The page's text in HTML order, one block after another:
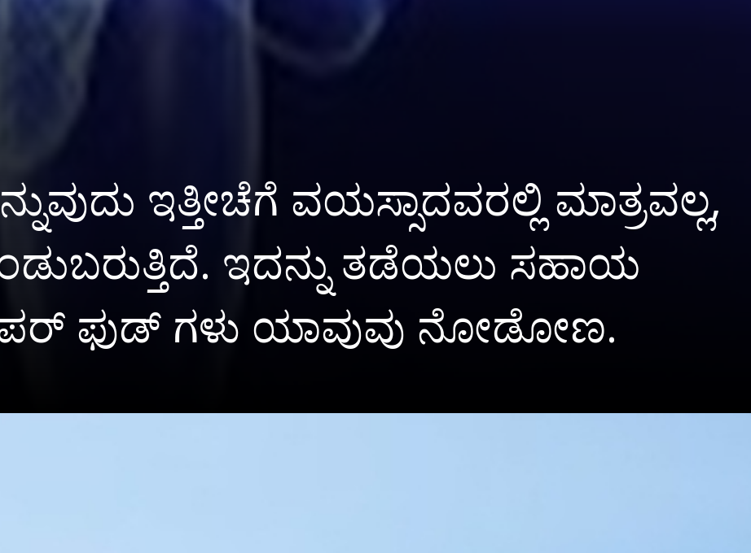
ಇತ್ತೀಚೆಗೆ ವಯಸ್ಸಾದವರಲ್ಲಿ ಮಾತ್ರವಲ್ಲ,
ಇದನ್ನು ತಡೆಯಲು ಸಹಾಯ
ಫುಡ್ ಗಳು ಯಾವುವು ನೋಡೋಣ.